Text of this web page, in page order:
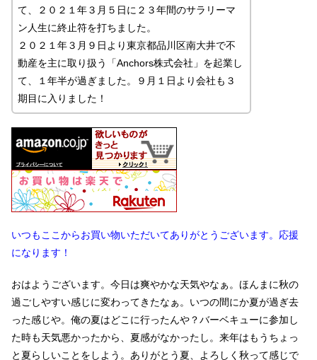
て、２０２１年３月５日に２３年間のサラリーマ
ン人生に終止符を打ちました。
２０２１年３月９日より東京都品川区南大井で不
動産を主に取り扱う「Anchors株式会社」を起業し
て、１年半が過ぎました。９月１日より会社も３
期目に入りました！
いつもここからお買い物いただいてありがとうございます。応援
になります！
おはようございます。今日は爽やかな天気やなぁ。ほんまに秋の
過ごしやすい感じに変わってきたなぁ。いつの間にか夏が過ぎ去
った感じや。俺の夏はどこに行ったんや？バーベキューに参加し
た時も天気悪かったから、夏感がなかったし。来年はもうちょっ
と夏らしいことをしよう。ありがとう夏、よろしく秋って感じで